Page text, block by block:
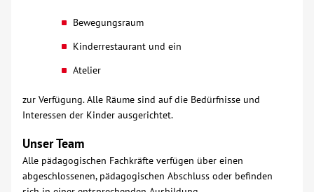
Bewegungsraum
Kinderrestaurant und ein
Atelier
zur Verfügung. Alle Räume sind auf die Bedürfnisse und
Interessen der Kinder ausgerichtet.
Unser Team
Alle pädagogischen Fachkräfte verfügen über einen
abgeschlossenen, pädagogischen Abschluss oder befinden